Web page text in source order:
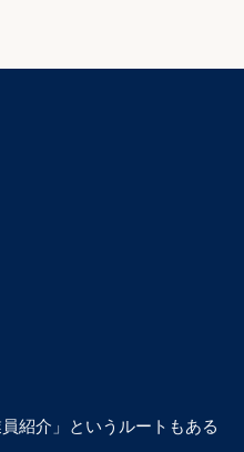
紹介」というルートもある